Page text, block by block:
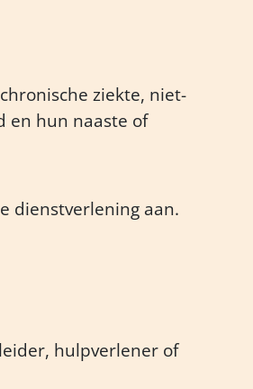
ziekte, niet-
en hun naaste of
dienstverlening aan.
hulpverlener of